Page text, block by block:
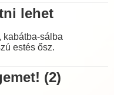
lehet
kabátba-sálba
estés ősz.
(2)